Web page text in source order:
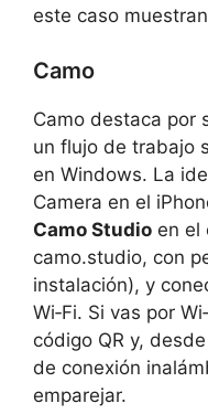
este caso
Camo
Camo destaca por
un flujo de trabajo
en Windows. La
Camera en el
Camo Studio en el
camo.studio, con
instalación), y
Wi‑Fi. Si vas por
código QR y,
de conexión
emparejar.